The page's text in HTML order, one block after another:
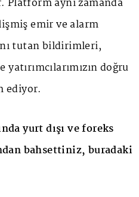
emir ve alarm
tutan bildirimleri,
doğru
ediyor.
yurt dışı ve foreks
bahsettiniz, buradaki